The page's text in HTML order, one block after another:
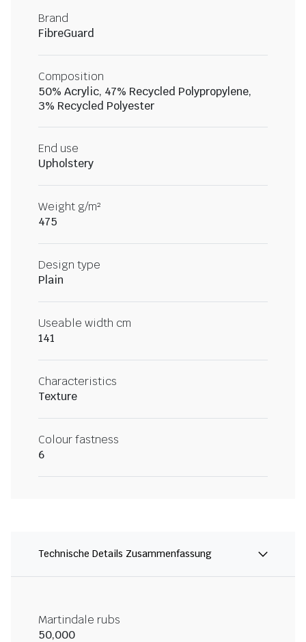
Brand
FibreGuard
Composition
50% Acrylic, 47% Recycled Polypropylene,
3% Recycled Polyester
End use
Upholstery
Weight g/m²
475
Design type
Plain
Useable width cm
141
Characteristics
Texture
Colour fastness
6
Technische Details Zusammenfassung
Martindale rubs
50,000